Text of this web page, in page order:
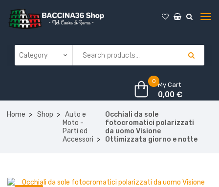
0 My Cart
0,00€
Home Shop
Auto e
Moto -
Parti ed
Accessori
Occhiali da sole
fotocromatici polarizzati
da uomo Visione
Ottimizzata giorno e notte